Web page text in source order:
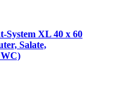
System XL 40 x 60
Salate,